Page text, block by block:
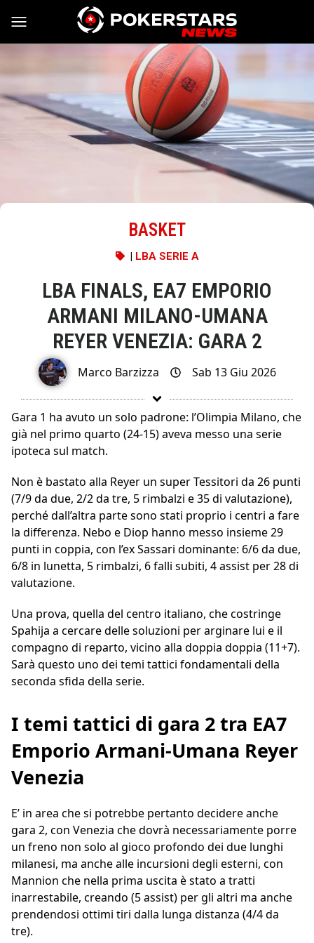
Vai al contenuto
BASKET
| LBA SERIE A
LBA FINALS, EA7 EMPORIO
ARMANI MILANO-UMANA
REYER VENEZIA: GARA 2
Marco Barzizza Sab 13 Giu 2026
Gara 1 ha avuto un solo padrone: l’Olimpia Milano, che
già nel primo quarto (24-15) aveva messo una serie
ipoteca sul match.
Non è bastato alla Reyer un super Tessitori da 26 punti
(7/9 da due, 2/2 da tre, 5 rimbalzi e 35 di valutazione),
perché dall’altra parte sono stati proprio i centri a fare
la differenza. Nebo e Diop hanno messo insieme 29
punti in coppia, con l’ex Sassari dominante: 6/6 da due,
6/8 in lunetta, 5 rimbalzi, 6 falli subiti, 4 assist per 28 di
valutazione.
Una prova, quella del centro italiano, che costringe
Spahija a cercare delle soluzioni per arginare lui e il
compagno di reparto, vicino alla doppia doppia (11+7).
Sarà questo uno dei temi tattici fondamentali della
seconda sfida della serie.
I temi tattici di gara 2 tra EA7
Emporio Armani-Umana Reyer
Venezia
E’ in area che si potrebbe pertanto decidere anche
gara 2, con Venezia che dovrà necessariamente porre
un freno non solo al gioco profondo dei due lunghi
milanesi, ma anche alle incursioni degli esterni, con
Mannion che nella prima uscita è stato a tratti
inarrestabile, creando (5 assist) per gli altri ma anche
prendendosi ottimi tiri dalla lunga distanza (4/4 da
tre).